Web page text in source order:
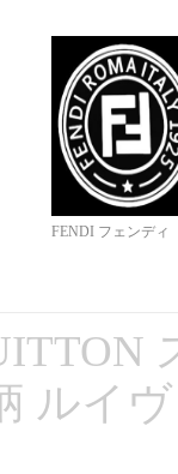
FENDI フェンディ
ルイ